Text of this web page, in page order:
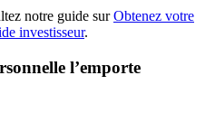
notre guide surObtenez votre
investisseur.
l’emporte